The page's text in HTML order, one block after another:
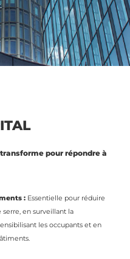
pour répondre à
:Essentielle pour réduire
en surveillant la
les occupants et en